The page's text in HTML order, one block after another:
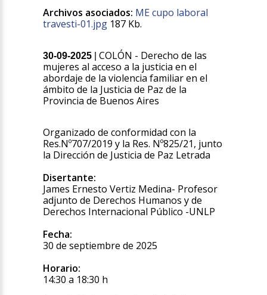
Archivos asociados: ME cupo laboral
travesti-01.jpg 187 Kb.
30-09-2025
COLÓN - Derecho de las
mujeres al acceso a la justicia en el
abordaje de la violencia familiar en el
ámbito de la Justicia de Paz de la
Provincia de Buenos Aires
Organizado de conformidad con la
Res.Nº707/2019 y la Res. Nº825/21, junto
la Dirección de Justicia de Paz Letrada
Disertante:
James Ernesto Vertiz Medina- Profesor
adjunto de Derechos Humanos y de
Derechos Internacional Público -UNLP
Fecha:
30 de septiembre de 2025
Horario:
14:30 a 18:30 h